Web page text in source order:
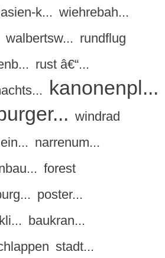
k... wiehrebah...
walbertsw... rundflug
rust â€“...
kanonenpl...
windrad
narrenum...
forest
poster...
baukran...
stadt...